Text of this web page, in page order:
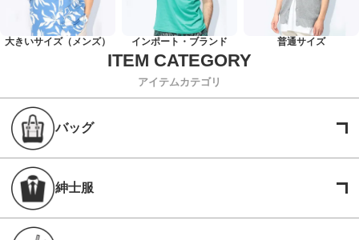
大きいサイズ（メンズ） インポート・ブランド 普通サイズ
アイテムカテゴリ
バッグ
紳士服